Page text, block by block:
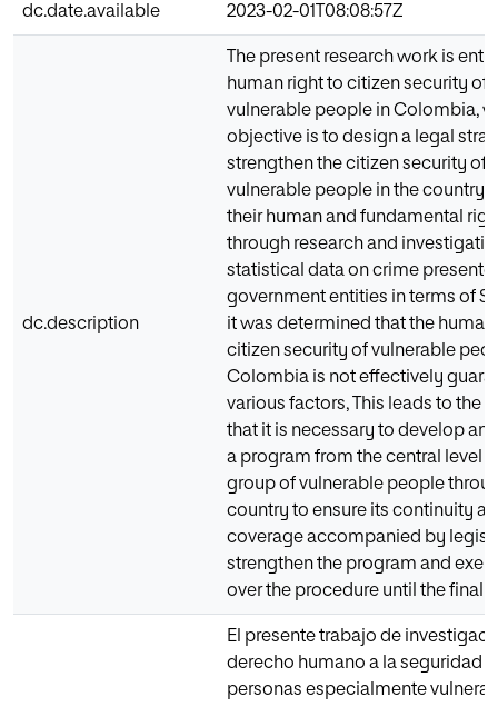
dc.date.available 2023-02-01T08:08:57Z
dc.description
The present research work is
human right to citizen security of
vulnerable people in Colombia,
objective is to design a legal
strengthen the citizen security of
vulnerable people in the country
their human and fundamental
through research and
statistical data on crime
government entities in terms of
it was determined that the
citizen security of vulnerable
Colombia is not effectively
various factors, This leads to the
that it is necessary to develop
a program from the central level
group of vulnerable people
country to ensure its continuity
coverage accompanied by
strengthen the program and
over the procedure until the final
El presente trabajo de
derecho humano a la seguridad
personas especialmente